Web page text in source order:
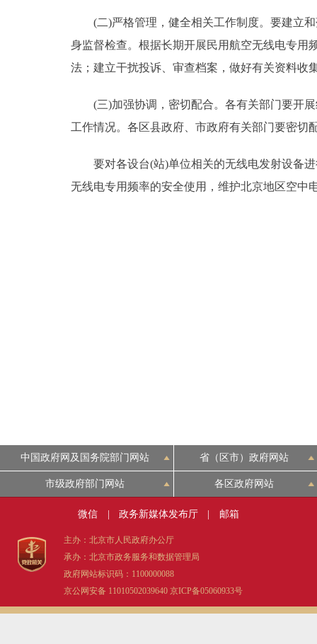
(二)严格管理，健全相关工作制度。要建立和
身监督检查。根据长期开展民用航空无线电专用
法；建立干扰投诉、审查档案，做好有关资料收
(三)加强协调，密切配合。各有关部门要开展
工作情况。各区县政府、市政府有关部门要密切
要对各设台(站)单位相关的无线电发射设备进
无线电专用频率的安全使用，维护北京地区空中
中国政府网及国务院部门网站 省（区市）政府网站
市级政府部门网站 各区政府网站
微信 政务新媒体发布厅 邮箱
主办：北京市人民政府办公厅
承办：北京市政务服务和数据管理局
政府网站标识码：1100000088
京公网安备 11010502039640 京ICP备05060933号